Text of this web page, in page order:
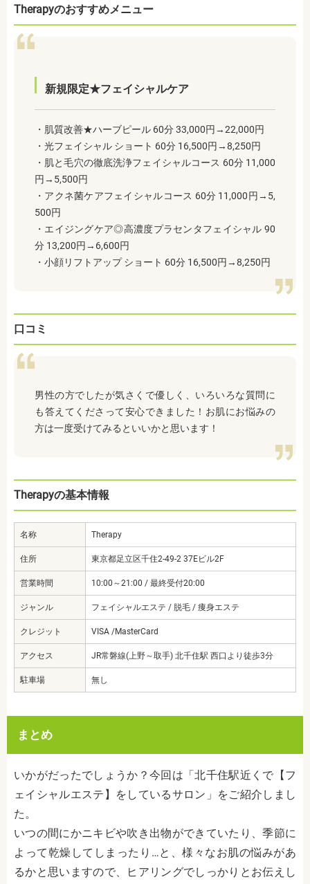
Therapyのおすすめメニュー
新規限定★フェイシャルケア
・肌質改善★ハーブピール 60分 33,000円→22,000円
・光フェイシャル ショート 60分 16,500円→8,250円
・肌と毛穴の徹底洗浄フェイシャルコース 60分 11,000
円→5,500円
・アクネ菌ケアフェイシャルコース 60分 11,000円→5,
500円
・エイジングケア◎高濃度プラセンタフェイシャル 90
分 13,200円→6,600円
・小顔リフトアップ ショート 60分 16,500円→8,250円
口コミ
男性の方でしたが気さくで優しく、いろいろな質問に
も答えてくださって安心できました！お肌にお悩みの
方は一度受けてみるといいかと思います！
Therapyの基本情報
名称 Therapy
住所 東京都足立区千住2-49-2 37Eビル2F
営業時間 10:00～21:00 / 最終受付20:00
ジャンル フェイシャルエステ / 脱毛 / 痩身エステ
クレジット VISA /MasterCard
アクセス JR常磐線(上野～取手) 北千住駅 西口より徒歩3分
駐車場 無し
まとめ
いかがだったでしょうか？今回は「北千住駅近くで【フ
ェイシャルエステ】をしているサロン」をご紹介しまし
た。
いつの間にかニキビや吹き出物ができていたり、季節に
よって乾燥してしまったり…と、様々なお肌の悩みがあ
るかと思いますので、ヒアリングでしっかりとお伝えし